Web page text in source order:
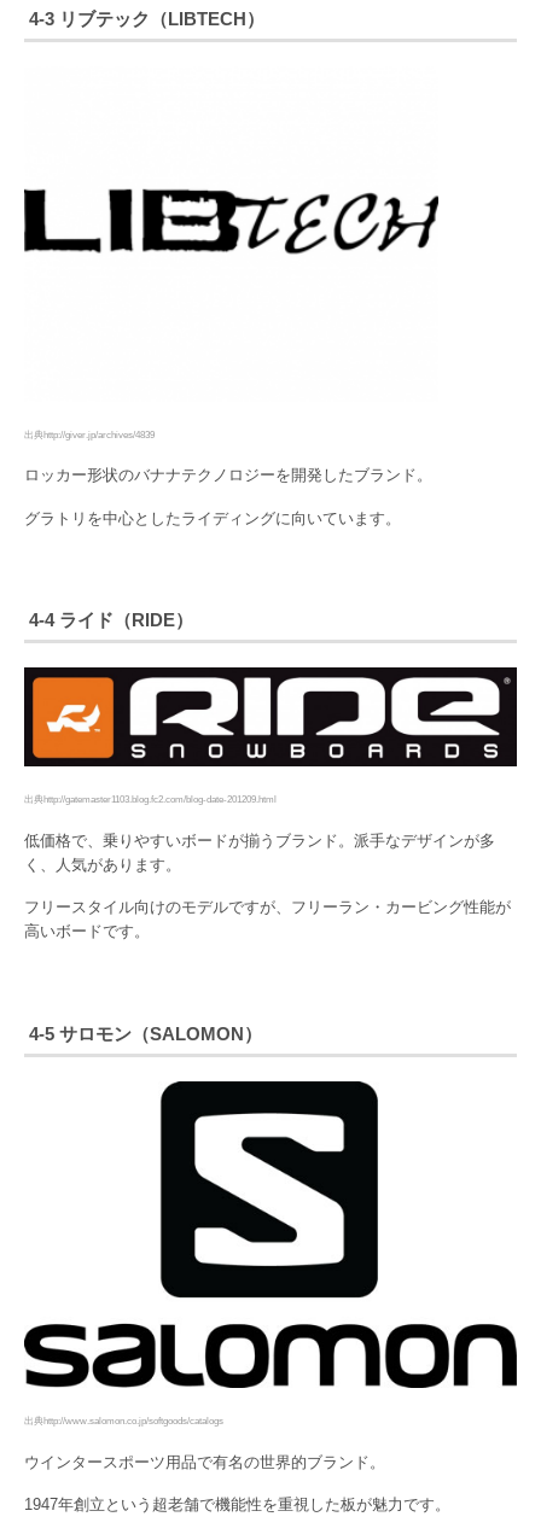
4-3 リブテック（LIBTECH）
出典http://giver.jp/archives/4839
ロッカー形状のバナナテクノロジーを開発したブランド。
グラトリを中心としたライディングに向いています。
4-4 ライド（RIDE）
出典http://gatemaster1103.blog.fc2.com/blog-date-201209.html
低価格で、乗りやすいボードが揃うブランド。派手なデザインが多
く、人気があります。
フリースタイル向けのモデルですが、フリーラン・カービング性能が
高いボードです。
4-5 サロモン（SALOMON）
出典http://www.salomon.co.jp/softgoods/catalogs
ウインタースポーツ用品で有名の世界的ブランド。
1947年創立という超老舗で機能性を重視した板が魅力です。